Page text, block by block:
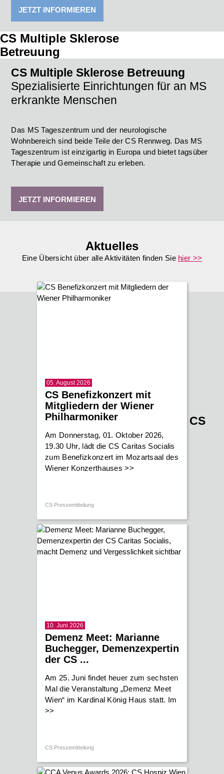
JETZT INFORMIEREN
CS Multiple Sklerose
Betreuung
CS Multiple Sklerose Betreuung
Spezialisierte Einrichtungen für an MS
erkrankte Menschen
Das MS Tageszentrum und der neurologische
Wohnbereich sind beide Teile der CS Rennweg. Das MS
Tageszentrum ist einzigartig in Europa und bietet tagsüber
Therapie und Gemeinschaft zu erleben.
JETZT INFORMIEREN
Aktuelles
Eine Übersicht über alle Aktivitäten finden Sie hier >>
05. August 2026
CS Benefizkonzert mit
Mitgliedern der Wiener
Philharmoniker
Am Donnerstag, 01. Oktober 2026,
19.30 Uhr, lädt die CS Caritas Socialis
zum Benefizkonzert im Mozartsaal des
Wiener Konzerthauses>>
CS Pressemitteilung
10. Juni 2026
Demenz Meet: Marianne
Buchegger, Demenzexpertin
der CS ...
Am 25. Juni findet heuer zum sechsten
Mal die Veranstaltung „Demenz Meet
Wien“ im Kardinal König Haus statt. Im
>>
CS Pressemitteilung
CS